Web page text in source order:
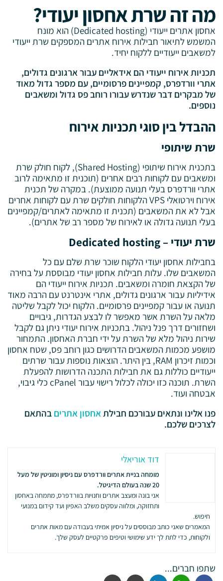
מה זה שרת אחסון יעודי?
אחסון אתרים ייעודי (Dedicated hosting) הוא מונח
המשמש לתיאור חבילות אירוח אתרים המספקים שרת ייעודי
למשאבים ייעודיים ללקוח יחיד.
תכניות אירוח ייעודי הם אידאליים עבור ארגונים גדולים,
אתרי וורדפרס, קמפיינים פרסומיים, עם מספר גדול מאוד
של מבקרים דבר שנדרש עבורו רוחב פס גדול ומשאבים
נוספים.
ההבדל בין סוגי תכניות אירוח
שרת שיתופי
בתכנית אירוח שיתופי (Shared Hosting), לקוח חולק שרת
ומשאבים עם לקוחות רבים אחרים (תוכנית זו מתאימה לרוב
אתרי וורדפרס בעלי תנועה ממוצעת). במקרה של תכנית
אירוח וירטואלי VPS הלקוחות חולקים שרת עם לקוחות אחרים
אבל לא את המשאבים (תכנית זו מתאימה לאתרים/קמפיינים
בעלי תנועה גדולה או לאירוח של מספר רב של אתרים).
שרת יעודי – Dedicated hosting
בחבילות אחסון יעודי הלקוח שוכר שרת שלם עם כל
המשאבים שלו. עלות חבילות אחסון יעודי מבוססת על בחירה
של הקצאת חומרה ומשאבים. תכניות אירוח ייעודי הם
אידיליות עבור ארגונים גדולים, אתרי אינטרנט עם הרבה מאוד
תנועה או עבור קמפיינים פרסומיים. הלקוח יכול לקבל שליטה
מלאה על השרת אשר מאפשר לו לבצע הגדרות, גיבויים
ושחזורים דרך פנל ניהול. בתכניות אירוח יעודי ניתן גם לקבל
שירות ניהול מלא של השרת על ידי חברת האחסון. התמחור
מושפע מכמות המשאבים הדרושים כגון רוחב פס, שטח אחסון
וכמות זיכרון RAM, בין היתר. הוצאות נוספות עבור שרתים
ייעודיים כוללות גם את חבילות התכנה הדרושות להפעלת
השרת. תוכנה כזו יכולה לכלול רישוי עבור cPanel כלי גיבוי,
אבטחה ועוד.
פנו אלינו ונתאים עבורכם חבילתאחסון אתריםבהתאם
לצרכים שלכם.
דוד אוריאלי
מומחה בניית אתרים וורדפרס עם ניסיון ומוניטין של מעל
20 שנה בעולם הדיגיטל.
אני בונה ומעצב אתרים וחנויות בוורדפרס, מתמחה באחסון
ותחזוקה, ומלווה עסקים משלב האפיון ועד קידום במנועי
חיפוש.
המאמרים שאני כותב מבוססים על ניסיון אמיתי בעבודה עם מאות אתרים
ולקוחות, כדי לתת לך ידע שימושי וטיפים פרקטיים לעסק שלך.
שתפו חברים...